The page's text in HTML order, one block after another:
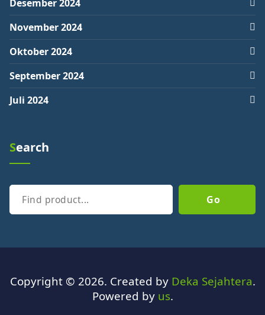
Desember 2024
November 2024
Oktober 2024
September 2024
Juli 2024
Search
Cari
Go
Copyright © 2026. Created by Deka Sejahtera.
Powered by us.